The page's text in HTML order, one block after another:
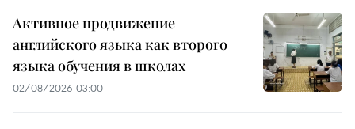
Активное продвижение
английского языка как второго
языка обучения в школах
02/08/2026 03:00